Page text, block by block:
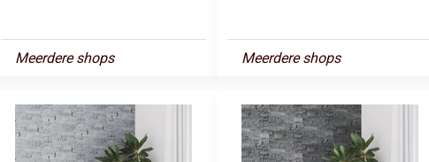
Meerdere shops Meerdere shops